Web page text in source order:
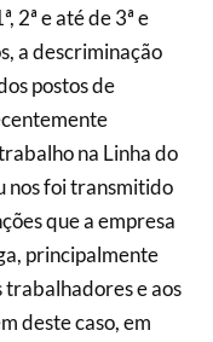
2ª e até de 3ª e
a descriminação
postos de
na Linha do
nos foi transmitido
que a empresa
principalmente
trabalhadores e aos
deste caso, em